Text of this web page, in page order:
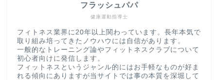
健康運動指導士
フラッシュパパ
フィトネス業界に20年以上関わっています。長年本気で
取り組み培ってきたノウハウには自信があります。
一般的なトレーニング論やフィットネスクラブについて
初心者向けに発信します。
フィットネスというジャンル的にはお手軽なものが好ま
れる傾向にありますが当サイトでは事の本質を深堀して